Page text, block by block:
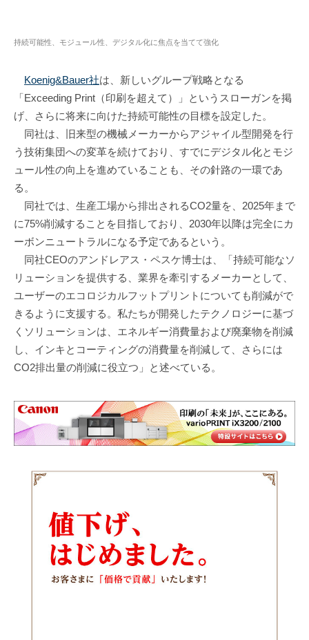
持続可能性、モジュール性、デジタル化に焦点を当てて強化
Koenig&Bauer社は、新しいグループ戦略となる
「Exceeding Print（印刷を超えて）」というスローガンを掲
げ、さらに将来に向けた持続可能性の目標を設定した。
同社は、旧来型の機械メーカーからアジャイル型開発を行
う技術集団への変革を続けており、すでにデジタル化とモジ
ュール性の向上を進めていることも、その針路の一環であ
る。
同社では、生産工場から排出されるCO2量を、2025年まで
に75%削減することを目指しており、2030年以降は完全にカ
ーボンニュートラルになる予定であるという。
同社CEOのアンドレアス・ペスケ博士は、「持続可能なソ
リューションを提供する、業界を牽引するメーカーとして、
ユーザーのエコロジカルフットプリントについても削減がで
きるように支援する。私たちが開発したテクノロジーに基づ
くソリューションは、エネルギー消費量および廃棄物を削減
し、インキとコーティングの消費量を削減して、さらには
CO2排出量の削減に役立つ」と述べている。